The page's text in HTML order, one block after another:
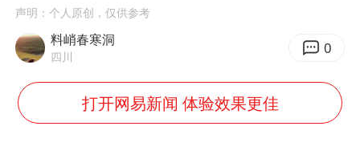
2025年小学教师减少13.19万
女子发现前夫婚内与第三者育子
声明：个人原创，仅供参考
料峭春寒洞
四川 0
打开网易新闻 体验效果更佳